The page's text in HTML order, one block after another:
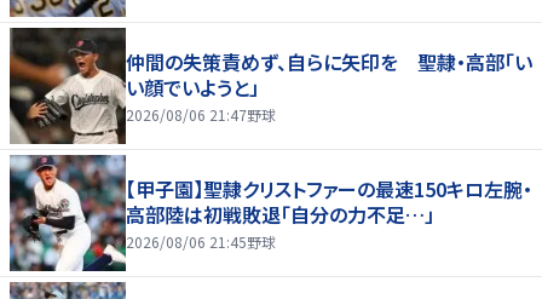
仲間の失策責めず、自らに矢印を 聖隷・高部「い
い顔でいようと」
2026/08/06 21:47野球
【甲子園】聖隷クリストファーの最速150キロ左腕・
高部陸は初戦敗退「自分の力不足…」
2026/08/06 21:45野球